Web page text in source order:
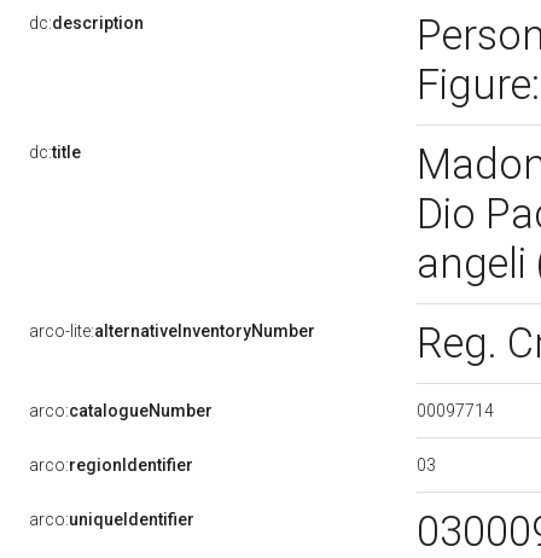
dc:description
dc:title
Dio
arco-lite:alternativeInventoryNumber Reg.
arco:catalogueNumber 00097714
arco:regionIdentifier 03
arco:uniqueIdentifier